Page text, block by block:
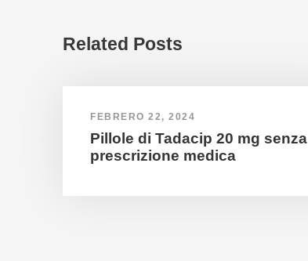
Related Posts
FEBRERO 22, 2024
Pillole di Tadacip 20 mg senza
prescrizione medica